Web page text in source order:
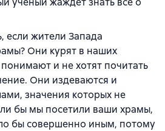
если жители Запада
Они курят в наших
и не хотят почитать
Они издеваются и
значения которых не
бы мы посетили ваши храмы,
бы совершенно иным, потому